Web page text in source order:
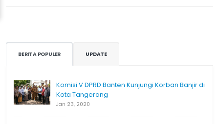
BERITA POPULER UPDATE
Komisi V DPRD Banten Kunjungi Korban Banjir di
Kota Tangerang
Jan 23, 2020